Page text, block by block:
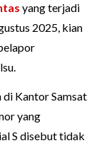
yang terjadi
2025, kian
di Kantor Samsat
yang
S disebut tidak